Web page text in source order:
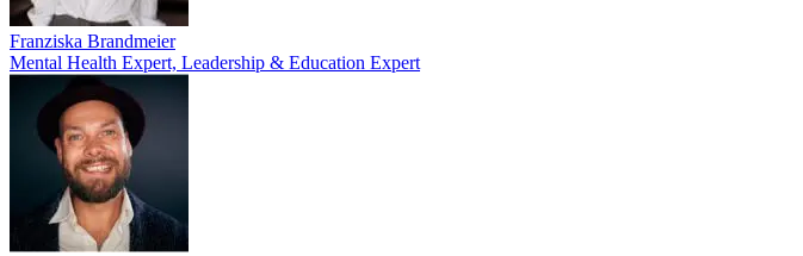
Franziska Brandmeier
Mental Health Expert, Leadership & Education Expert